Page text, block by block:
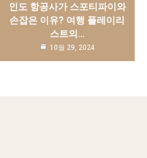
인도 항공사가 스포티파이와
손잡은 이유? 여행 플레이리
스트의…
10월 29, 2024